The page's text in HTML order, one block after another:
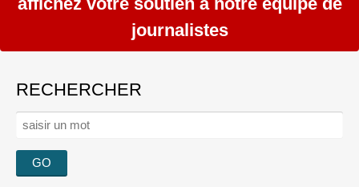
journalistes
RECHERCHER
Rechercher :